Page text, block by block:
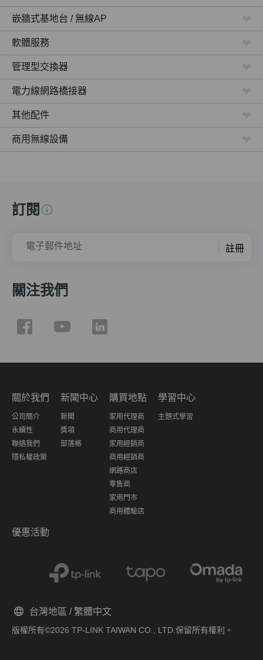
嵌牆式基地台 / 無線AP
軟體服務
管理型交換器
電力線網路橋接器
其他配件
商用無線設備
訂閱
電子郵件地址 註冊
關注我們
關於我們
公司簡介
永續性
聯絡我們
隱私權政策
新聞中心
新聞
獎項
部落格
購買地點
家用代理商
商用代理商
家用經銷商
商用經銷商
網路商店
零售商
家用門市
商用體驗店
學習中心
主題式學習
優惠活動
版權所有©2026 TP-LINK TAIWAN CO., LTD.保留所有權利。
台灣地區 / 繁體中文